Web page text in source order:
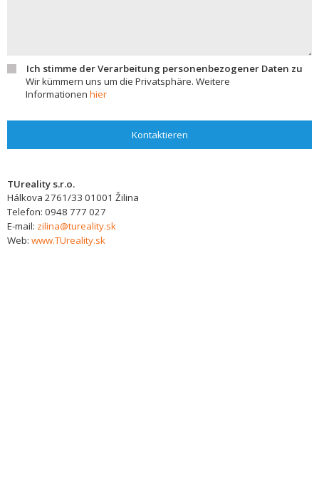
Ich stimme der Verarbeitung personenbezogener Daten zu
Wir kümmern uns um die Privatsphäre. Weitere
Informationen hier
Kontaktieren
TUreality s.r.o.
Hálkova 2761/33 01001 Žilina
Telefon: 0948 777 027
E-mail: zilina@tureality.sk
Web: www.TUreality.sk